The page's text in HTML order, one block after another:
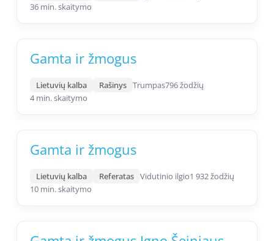
36 min. skaitymo
Gamta ir žmogus
Lietuvių kalba Rašinys Trumpas796 žodžių
4 min. skaitymo
Gamta ir žmogus
Lietuvių kalba Referatas Vidutinio ilgio1 932 žodžių
10 min. skaitymo